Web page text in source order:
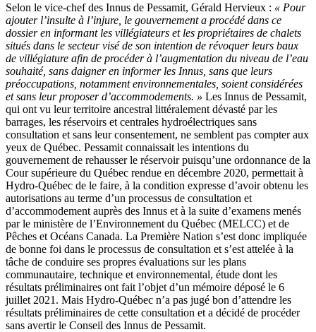
Selon le vice-chef des Innus de Pessamit, Gérald Hervieux : « Pour
ajouter l’insulte à l’injure, le gouvernement a procédé dans ce
dossier en informant les villégiateurs et les propriétaires de chalets
situés dans le secteur visé de son intention de révoquer leurs baux
de villégiature afin de procéder à l’augmentation du niveau de l’eau
souhaité, sans daigner en informer les Innus, sans que leurs
préoccupations, notamment environnementales, soient considérées
et sans leur proposer d’accommodements. » Les Innus de Pessamit,
qui ont vu leur territoire ancestral littéralement dévasté par les
barrages, les réservoirs et centrales hydroélectriques sans
consultation et sans leur consentement, ne semblent pas compter aux
yeux de Québec. Pessamit connaissait les intentions du
gouvernement de rehausser le réservoir puisqu’une ordonnance de la
Cour supérieure du Québec rendue en décembre 2020, permettait à
Hydro-Québec de le faire, à la condition expresse d’avoir obtenu les
autorisations au terme d’un processus de consultation et
d’accommodement auprès des Innus et à la suite d’examens menés
par le ministère de l’Environnement du Québec (MELCC) et de
Pêches et Océans Canada. La Première Nation s’est donc impliquée
de bonne foi dans le processus de consultation et s’est attelée à la
tâche de conduire ses propres évaluations sur les plans
communautaire, technique et environnemental, étude dont les
résultats préliminaires ont fait l’objet d’un mémoire déposé le 6
juillet 2021. Mais Hydro-Québec n’a pas jugé bon d’attendre les
résultats préliminaires de cette consultation et a décidé de procéder
sans avertir le Conseil des Innus de Pessamit.